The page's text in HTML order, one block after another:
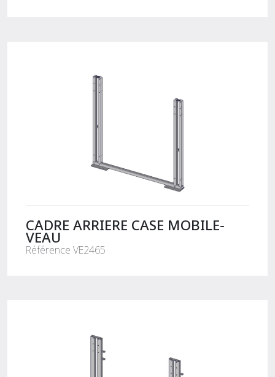
CADRE ARRIERE CASE MOBILE-
VEAU
Référence VE2465